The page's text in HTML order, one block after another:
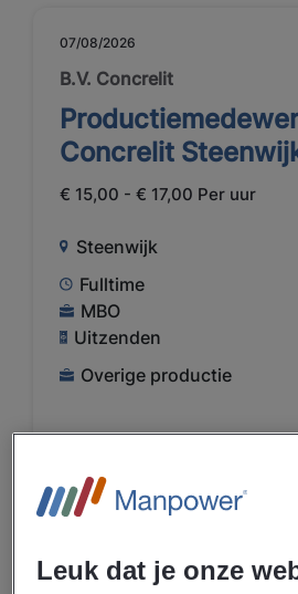
07/08/2026
B.V. Concrelit
Concrelit
€ 15,00 - € 17,00 Per uur
Steenwijk
Fulltime
MBO
Uitzenden
Overige productie
Leuk dat je onze